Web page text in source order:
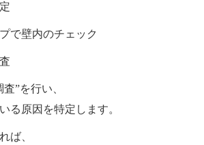
で壁内のチェック
”を行い、
る原因を特定します。
ば、